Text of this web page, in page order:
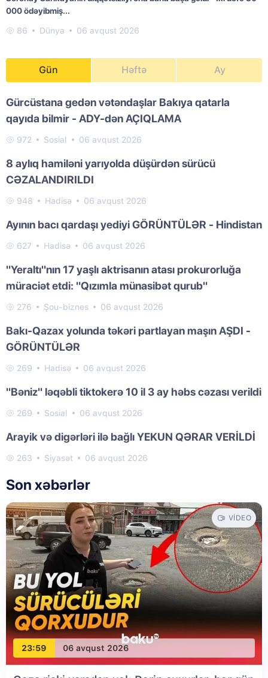
000 ödəyibmiş...
86 Dünya 06 avqust 2026
Gün Həftə Ay
Gürcüstana gedən vətəndaşlar Bakıya qatarla
qayıda bilmir - ADY-dən AÇIQLAMA
972 Sosial 06 avqust 2026
8 aylıq hamiləni yarıyolda düşürdən sürücü
CƏZALANDIRILDI
948 Hadisə 06 avqust 2026
Ayının bacı qardaşı yediyi GÖRÜNTÜLƏR - Hindistan
627 Hadisə 06 avqust 2026
"Yeraltı"nın 17 yaşlı aktrisanın atası prokurorluğa
müraciət etdi: "Qızımla münasibət qurub"
276 Şou-biznes 06 avqust 2026
Bakı-Qazax yolunda təkəri partlayan maşın AŞDI -
GÖRÜNTÜLƏR
269 Hadisə 06 avqust 2026
"Bəniz" ləqəbli tiktokerə 10 il 3 ay həbs cəzası verildi
269 Sosial 06 avqust 2026
Arayik və digərləri ilə bağlı YEKUN QƏRAR VERİLDİ
263 Siyasət 06 avqust 2026
Son xəbərlər
23:59 06 avqust 2026
VIDEO